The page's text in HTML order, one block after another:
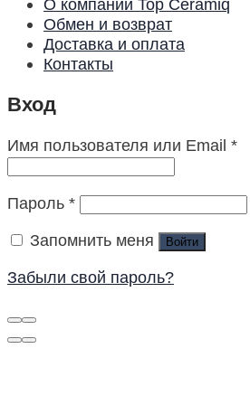
О компании Top Ceramiq
Обмен и возврат
Доставка и оплата
Контакты
Вход
Имя пользователя или Email *
Пароль *
Запомнить меня
Войти
Забыли свой пароль?